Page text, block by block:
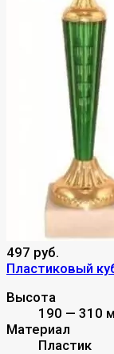
497 руб.
Пластиковый
Высота
190 — 310
Материал
Пластик